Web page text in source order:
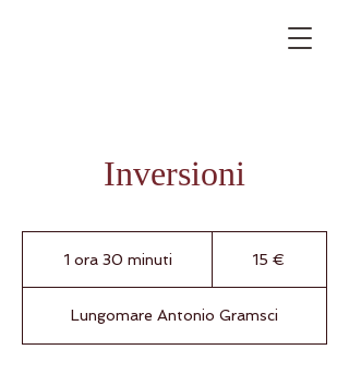
Inversioni
1 ora 30 minuti
3
0
15 €
Lungomare Antonio Gramsci